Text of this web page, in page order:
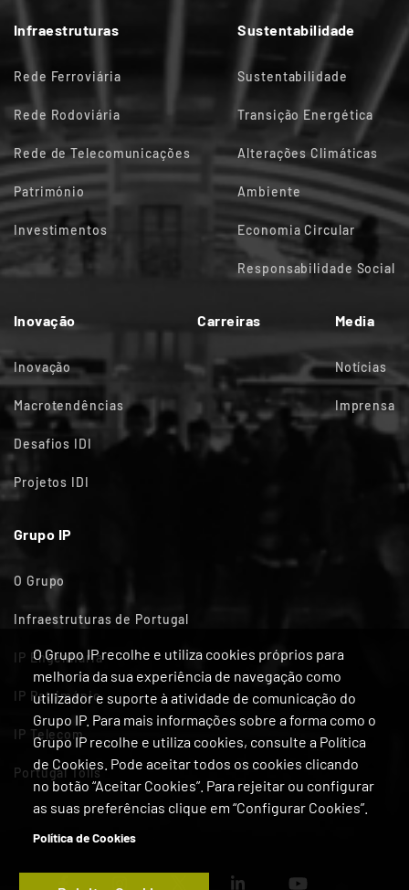
O Grupo IP recolhe e utiliza cookies próprios para
melhoria da sua experiência de navegação como
utilizador e suporte à atividade de comunicação do
Grupo IP. Para mais informações sobre a forma como o
Grupo IP recolhe e utiliza cookies, consulte a Política
de Cookies. Pode aceitar todos os cookies clicando
no botão “Aceitar Cookies”. Para rejeitar ou configurar
as suas preferências clique em “Configurar Cookies”.
Política de Cookies
Infraestruturas
Rede Ferroviária
Rede Rodoviária
Rede de Telecomunicações
Património
Investimentos
Sustentabilidade
Sustentabilidade
Transição Energética
Alterações Climáticas
Ambiente
Economia Circular
Responsabilidade Social
Inovação
Inovação
Macrotendências
Desafios IDI
Projetos IDI
Carreiras Media
Notícias
Imprensa
Grupo IP
O Grupo
Infraestruturas de Portugal
IP Engenharia
IP Património
IP Telecom
Portugal Tolls